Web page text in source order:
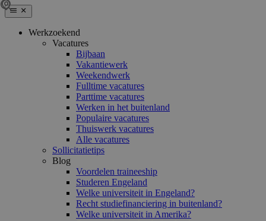
Werkzoekend
Vacatures
Bijbaan
Vakantiewerk
Weekendwerk
Fulltime vacatures
Parttime vacatures
Werken in het buitenland
Populaire vacatures
Thuiswerk vacatures
Alle vacatures
Sollicitatietips
Blog
Voordelen traineeship
Studeren Engeland
Welke universiteit in Engeland?
Recht studiefinanciering in buitenland?
Welke universiteit in Amerika?